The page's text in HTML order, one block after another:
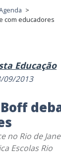
>
com educadores
Educação
09/2013
no Rio de
Escolas Rio